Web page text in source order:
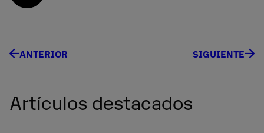
ANTERIOR SIGUIENTE
Artículos destacados